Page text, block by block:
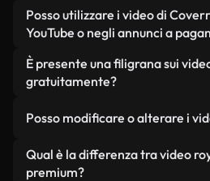
come LCP.
genererà in pochi secondi un
in conformità con i nostri
Non è richiesto alcun
Tutti i video presenti nella
senza citare il creatore,
gradito.
Posso utilizzare i video di
YouTube o negli annunci a
Sì. Tutti i filmati di Coverr
in video monetizzati su
condizione che non si
È presente una filigrana sui
gratuitamente?
reali o generati
filigrane. Avrai a
all'uso.
Posso modificare o alterare i
Sì. Siete liberi di tagliare,
nostri video. Assicuratevi solo
Qual è la differenza tra video
premium?